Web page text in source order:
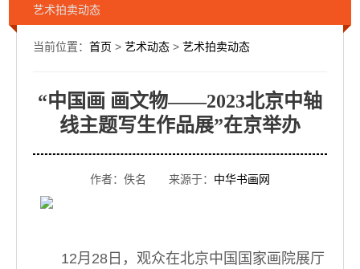
艺术拍卖动态
当前位置： 首页 > 艺术动态 > 艺术拍卖动态
“中国画 画文物——2023北京中轴
线主题写生作品展”在京举办
作者：佚名 来源于： 中华书画网
12月28日，观众在北京中国国家画院展厅